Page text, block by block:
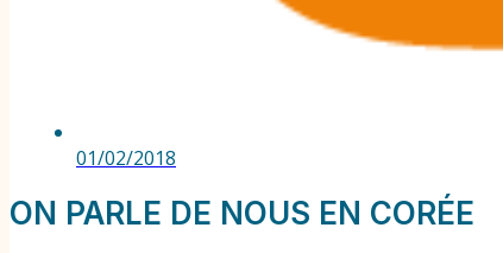
01/02/2018
ON PARLE DE NOUS EN CORÉE